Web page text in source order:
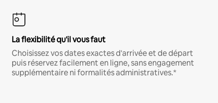
La flexibilité qu'il vous faut
Choisissez vos dates exactes d'arrivée et de départ
puis réservez facilement en ligne, sans engagement
supplémentaire ni formalités administratives.*